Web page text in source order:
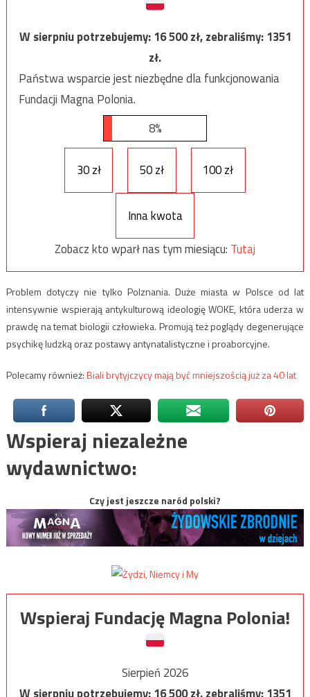
W sierpniu potrzebujemy:16 500zł, zebraliśmy:1351
zł.
Państwa wsparcie jest niezbędne dla funkcjonowania
Fundacji Magna Polonia.
8%
30 zł 50 zł 100 zł
Inna kwota
Zobacz kto wparł nas tym miesiącu: Tutaj
Problem dotyczy nie tylko Polznania. Duże miasta w Polsce od lat
intensywnie wspierają antykulturową ideologię WOKE, która uderza w
prawdę na temat biologii człowieka. Promują też poglądy degenerujące
psychikę ludzką oraz postawy antynatalistyczne i proaborcyjne.
Polecamy również:Biali brytyjczycy mają być mniejszością już za 40 lat
Wspieraj niezależne
wydawnictwo:
Czy jest jeszcze naród polski?
Wspieraj Fundację Magna Polonia!
Sierpień 2026